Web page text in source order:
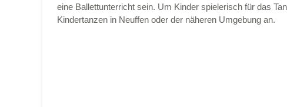
eine Ballettunterricht sein. Um Kinder spielerisch für das
Kindertanzen in Neuffen oder der näheren Umgebung an.